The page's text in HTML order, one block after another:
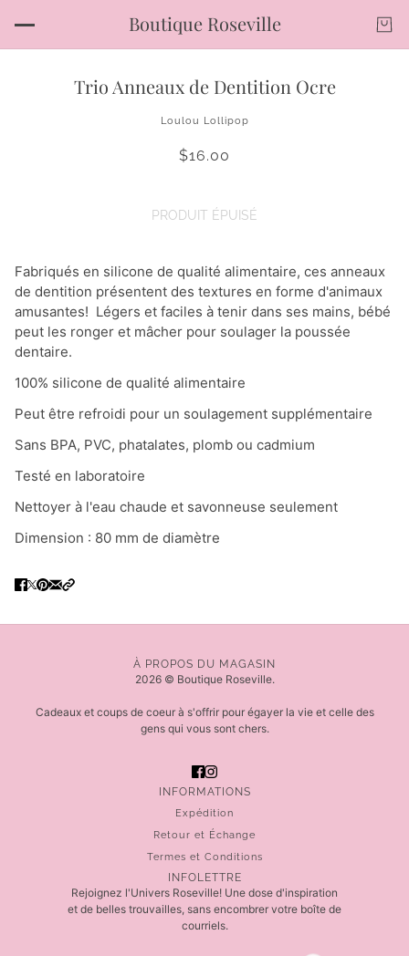
Boutique Roseville
Trio Anneaux de Dentition Ocre
Loulou Lollipop
$16.00
PRODUIT ÉPUISÉ
Fabriqués en silicone de qualité alimentaire, ces anneaux
de dentition présentent des textures en forme d'animaux
amusantes! Légers et faciles à tenir dans ses mains, bébé
peut les ronger et mâcher pour soulager la poussée
dentaire.
100% silicone de qualité alimentaire
Peut être refroidi pour un soulagement supplémentaire
Sans BPA, PVC, phatalates, plomb ou cadmium
Testé en laboratoire
Nettoyer à l'eau chaude et savonneuse seulement
Dimension : 80 mm de diamètre
À PROPOS DU MAGASIN
2026 © Boutique Roseville.
Cadeaux et coups de coeur à s'offrir pour égayer la vie et celle des
gens qui vous sont chers.
INFORMATIONS
Expédition
Retour et Échange
Termes et Conditions
INFOLETTRE
Rejoignez l'Univers Roseville! Une dose d'inspiration
et de belles trouvailles, sans encombrer votre boîte de
courriels.